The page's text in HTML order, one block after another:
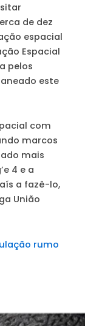
de dez
espacial
Espacial
pelos
este
com
marcos
mais
4 e a
a fazê-lo,
União
rumo